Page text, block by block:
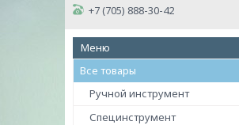
+7 (705) 888-30-42
Все товары
Ручной инструмент
Специнструмент